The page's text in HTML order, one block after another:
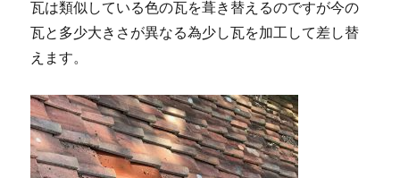
瓦は類似している色の瓦を葺き替えるのですが今の
瓦と多少大きさが異なる為少し瓦を加工して差し替
えます。